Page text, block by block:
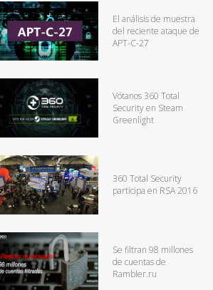
El análisis de muestra
del reciente ataque de
APT-C-27
Vótanos 360 Total
Security en Steam
Greenlight
360 Total Security
participa en RSA 2016
Se filtran 98 millones
de cuentas de
Rambler.ru